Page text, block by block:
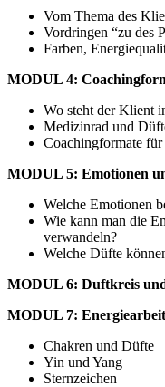
Vom Thema des
Vordringen “zu des
Farben,
MODUL 4:
Wo steht der Klient
Medizinrad und
Coachingformate
MODUL 5: Emotionen
Welche Emotionen
Wie kann man die
verwandeln?
Welche Düfte
MODUL 6: Duftkreis
MODUL 7:
Chakren und Düfte
Yin und Yang
Sternzeichen